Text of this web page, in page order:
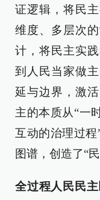
证逻辑，将民
维度、多层次
计，将民主实
到人民当家做
延与边界，激
主的本质从“一
互动的治理过
图谱，创造了“
全过程人民民